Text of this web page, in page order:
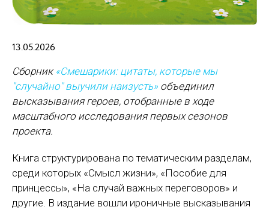
13.05.2026
Сборник «Смешарики: цитаты, которые мы
"случайно" выучили наизусть» объединил
высказывания героев, отобранные в ходе
масштабного исследования первых сезонов
проекта.
Книга структурирована по тематическим разделам,
среди которых «Смысл жизни», «Пособие для
принцессы», «На случай важных переговоров» и
другие. В издание вошли ироничные высказывания